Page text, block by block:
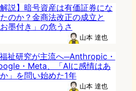
解説】暗号資産は有価証券にな
のか？金商法改正の成立と
お墨付き」の危うさ
山本 達也
祉研究が主流へ─Anthropic・
・Meta、「AIに感情はあ
」を問い始めた1年
山本 達也